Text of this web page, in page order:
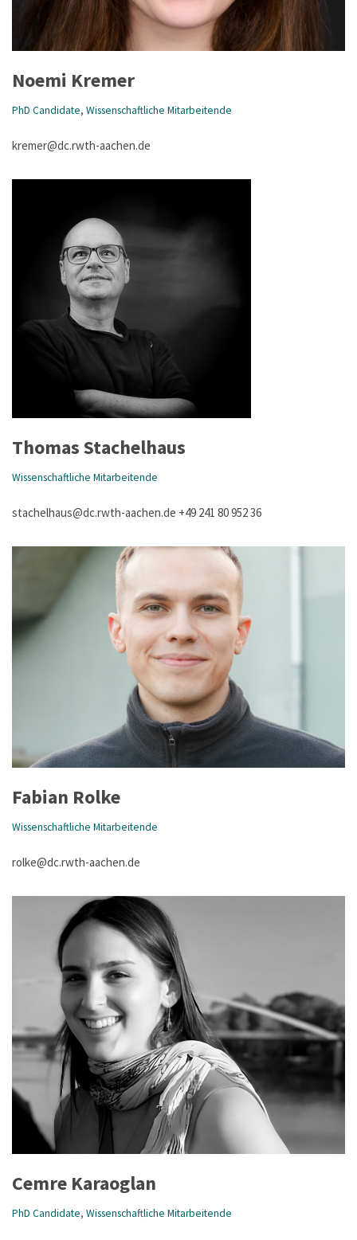
Noemi Kremer
PhD Candidate, Wissenschaftliche Mitarbeitende
kremer@dc.rwth-aachen.de
Thomas Stachelhaus
Wissenschaftliche Mitarbeitende
stachelhaus@dc.rwth-aachen.de +49 241 80 952 36
Fabian Rolke
Wissenschaftliche Mitarbeitende
rolke@dc.rwth-aachen.de
Cemre Karaoglan
PhD Candidate, Wissenschaftliche Mitarbeitende